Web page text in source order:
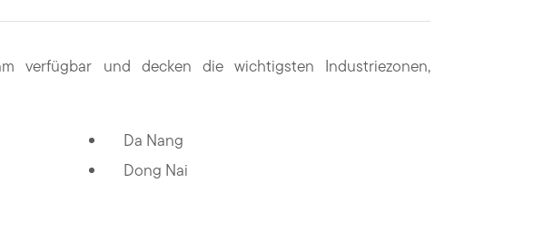
und decken die wichtigsten Industriezonen,
Da Nang
Dong Nai